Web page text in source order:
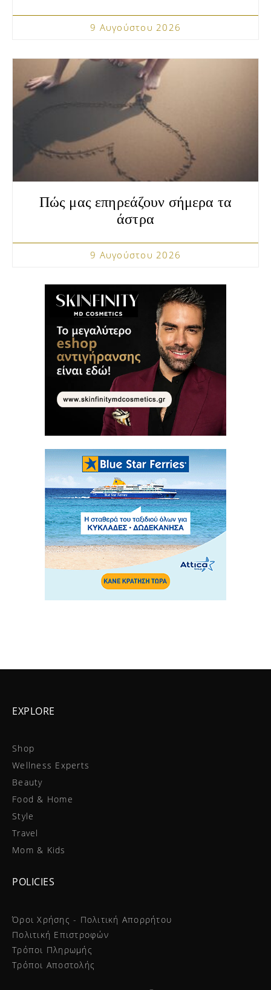
9 Αυγούστου 2026
Πώς μας επηρεάζουν σήμερα τα
άστρα
9 Αυγούστου 2026
EXPLORE
Shop
Wellness Experts
Beauty
Food & Home
Style
Travel
Mom & Kids
POLICIES
Όροι Χρήσης - Πολιτική Απορρήτου
Πολιτική Επιστροφών
Τρόποι Πληρωμής
Τρόποι Αποστολής